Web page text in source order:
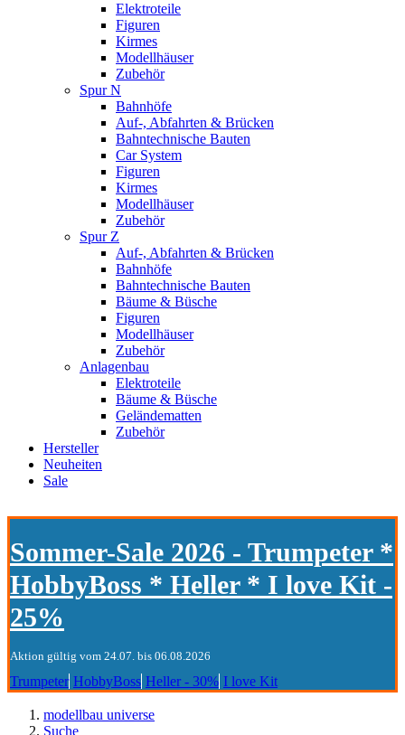
Elektroteile
Figuren
Kirmes
Modellhäuser
Zubehör
Spur N
Bahnhöfe
Auf-, Abfahrten & Brücken
Bahntechnische Bauten
Car System
Figuren
Kirmes
Modellhäuser
Zubehör
Spur Z
Auf-, Abfahrten & Brücken
Bahnhöfe
Bahntechnische Bauten
Bäume & Büsche
Figuren
Modellhäuser
Zubehör
Anlagenbau
Elektroteile
Bäume & Büsche
Geländematten
Zubehör
Hersteller
Neuheiten
Sale
Sommer-Sale 2026 - Trumpeter *
HobbyBoss * Heller * I love Kit -
25%
Aktion gültig vom 24.07. bis 06.08.2026
Trumpeter HobbyBoss Heller - 30% I love Kit
modellbau universe
Suche